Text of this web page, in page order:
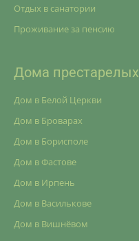
Отдых в санатории
Проживание за пенсию
Дома престарелых
Дом в Белой Церкви
Дом в Броварах
Дом в Борисполе
Дом в Фастове
Дом в Ирпень
Дом в Василькове
Дом в Вишнёвом